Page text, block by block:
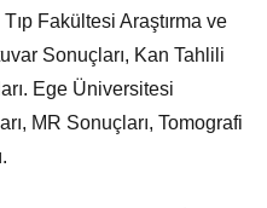
Fakültesi Araştırma ve
Sonuçları, Kan Tahlili
Ege Üniversitesi
MR Sonuçları, Tomografi